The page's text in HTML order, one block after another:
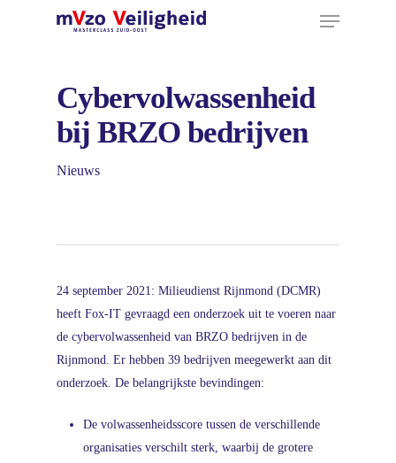
Menu
Cybervolwassenheid
bij BRZO bedrijven
Nieuws
24 september 2021: Milieudienst Rijnmond (DCMR)
heeft Fox-IT gevraagd een onderzoek uit te voeren naar
de cybervolwassenheid van BRZO bedrijven in de
Rijnmond. Er hebben 39 bedrijven meegewerkt aan dit
onderzoek. De belangrijkste bevindingen:
De volwassenheidsscore tussen de verschillende
organisaties verschilt sterk, waarbij de grotere